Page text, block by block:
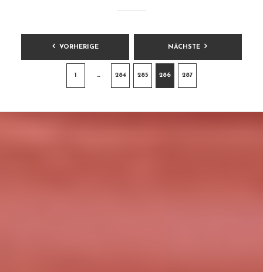
BEITRAGSNAVIGATION
VORHERIGE
1 … 284 285 286 287
NÄCHSTE